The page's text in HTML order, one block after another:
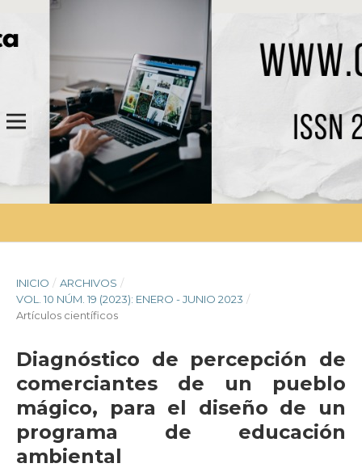
INICIO / ARCHIVOS /
VOL. 10 NÚM. 19 (2023): ENERO - JUNIO 2023 /
Artículos científicos
Diagnóstico de percepción de
comerciantes de un pueblo
mágico, para el diseño de un
programa de educación
ambiental